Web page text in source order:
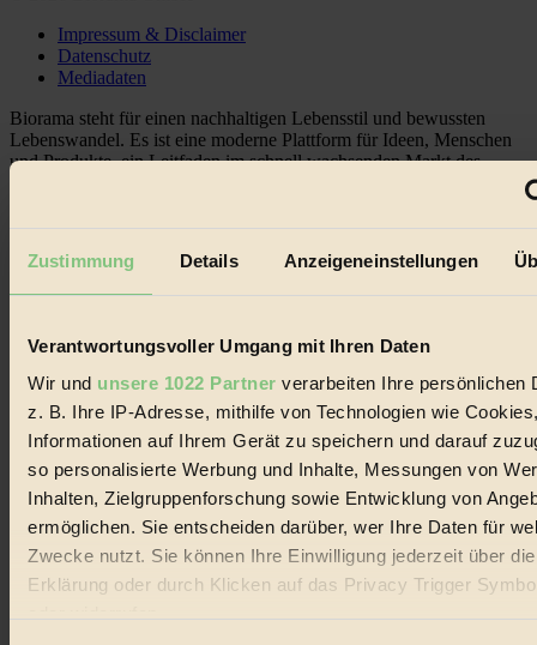
Zustimmung Details Anzeigeneinstellungen
Verantwortungsvoller Umgang mit Ihren Daten
Wir und unsere 1022 Partner verarbeiten Ihre persönlichen
z. B. Ihre IP-Adresse, mithilfe von Technologien wie
Informationen auf Ihrem Gerät zu speichern und darauf
so personalisierte Werbung und Inhalte, Messungen von
Inhalten, Zielgruppenforschung sowie Entwicklung von
ermöglichen. Sie entscheiden darüber, wer Ihre Daten für
Zwecke nutzt. Sie können Ihre Einwilligung jederzeit über
Erklärung oder durch Klicken auf das Privacy Trigger
Impressum & Disclaimer
Datenschutz
Mediadaten
Biorama steht für einen nachhaltigen Lebensstil und bewussten
Lebenswandel. Es ist eine moderne Plattform für Ideen, Menschen
und Produkte, ein Leitfaden im schnell wachsenden Markt des
22.601 Fans auf Facebook
Nachhaltigkeit
Vegan